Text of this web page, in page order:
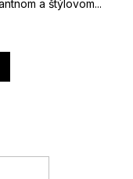
a štýlovom...